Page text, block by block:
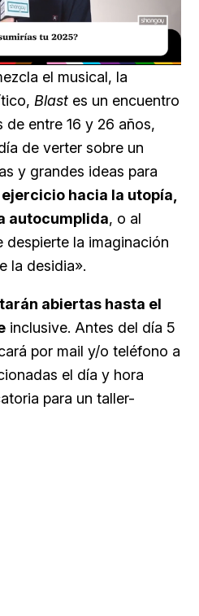
Loaded:
29.51%
el musical, la
Blast es un encuentro
de entre 16 y 26 años,
de verter sobre un
y grandes ideas para
ejercicio hacia la utopía,
autocumplida, o al
despierte la imaginación
la desidia».
abiertas hasta el
inclusive. Antes del día 5
por mail y/o teléfono a
el día y hora
para un taller-